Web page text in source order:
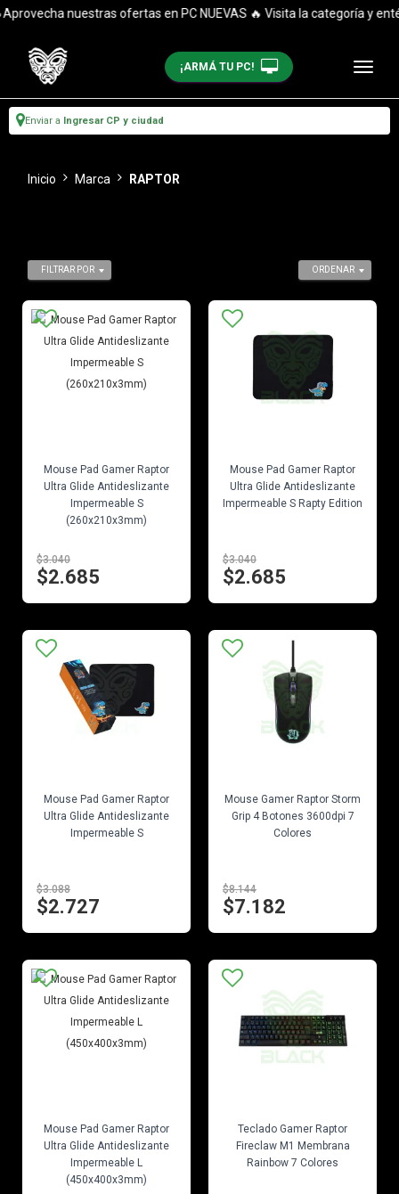
nuestras ofertas en PC NUEVAS 🔥 Visita la categoría y
¡ARMÁ TU PC!
Enviar a Ingresar CP y ciudad
Inicio Marca RAPTOR
ORDENAR
FILTRAR POR
Mouse Pad Gamer Raptor
Ultra Glide Antideslizante
Impermeable S
(260x210x3mm)
$3.040
$2.685
Mouse Pad Gamer Raptor
Ultra Glide Antideslizante
Impermeable S Rapty Edition
$3.040
$2.685
Mouse Pad Gamer Raptor
Ultra Glide Antideslizante
Impermeable S
$3.088
$2.727
Mouse Gamer Raptor Storm
Grip 4 Botones 3600dpi 7
Colores
$8.144
$7.182
Mouse Pad Gamer Raptor
Ultra Glide Antideslizante
Impermeable L
(450x400x3mm)
Teclado Gamer Raptor
Fireclaw M1 Membrana
Rainbow 7 Colores